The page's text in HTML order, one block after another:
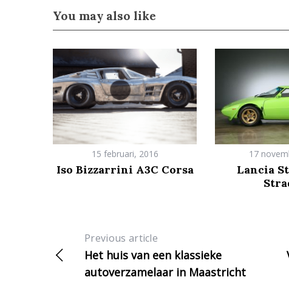
You may also like
15 februari, 2016
Iso Bizzarrini A3C Corsa
17
Lancia
Previous article
Het huis van een klassieke
autoverzamelaar in Maastricht